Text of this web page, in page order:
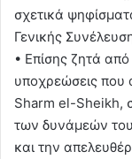
σχετικά
Γενικής
• Επίσης ζητά
υποχρεώσεις που
Sharm el-Sheikh,
των δυνάμεών του
και την